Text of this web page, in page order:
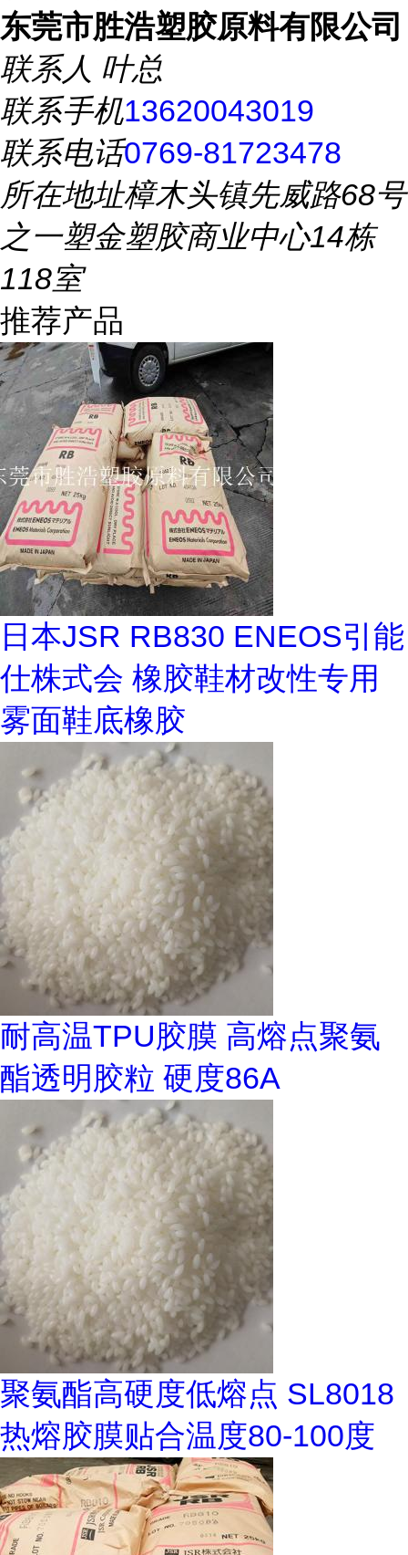
东莞市胜浩塑胶原料有限公司
联系人 叶总
联系手机13620043019
联系电话0769-81723478
所在地址樟木头镇先威路68号
之一塑金塑胶商业中心14栋
118室
推荐产品
日本JSR RB830 ENEOS引能
仕株式会 橡胶鞋材改性专用
雾面鞋底橡胶
耐高温TPU胶膜 高熔点聚氨
酯透明胶粒 硬度86A
聚氨酯高硬度低熔点 SL8018
热熔胶膜贴合温度80-100度